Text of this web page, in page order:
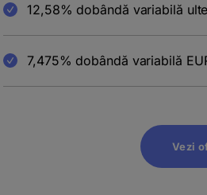
12,58% dobândă variabilă
7,475% dobândă variabilă
Vezi